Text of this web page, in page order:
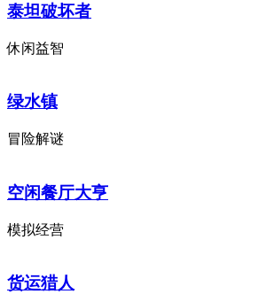
泰坦破坏者
休闲益智
绿水镇
冒险解谜
空闲餐厅大亨
模拟经营
货运猎人